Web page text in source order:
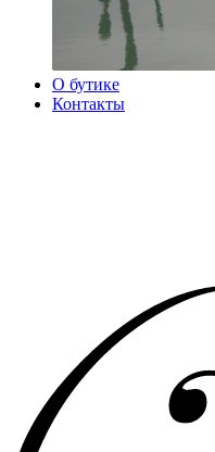
О бутике
Контакты